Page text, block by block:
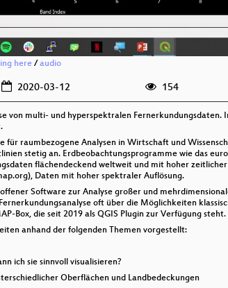
here/ audio
2020-03-12 154
von multi- und hyperspektralen Fernerkundungsdaten.
für raumbezogene Analysen in Wirtschaft und
stetig an. Erdbeobachtungsprogramme wie das
flächendeckend weltweit und mit hoher
Daten mit hoher spektraler Auflösung.
Software zur Analyse großer und
oft über die Möglichkeiten
Box, die seit 2019 als QGIS Plugin zur Verfügung steht.
anhand der folgenden Themen vorgestellt:
ich sie sinnvoll visualisieren?
Oberflächen und Landbedeckungen